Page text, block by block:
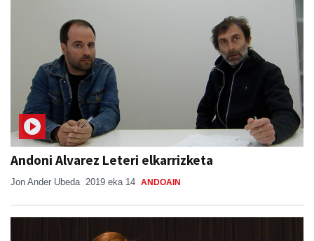
Andoni Alvarez Leteri elkarrizketa
Jon Ander Ubeda 2019 eka 14 ANDOAIN